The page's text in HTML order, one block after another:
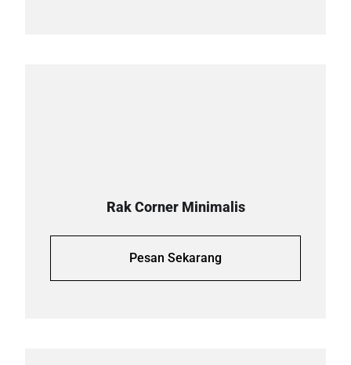
Rak Corner Minimalis
Pesan Sekarang